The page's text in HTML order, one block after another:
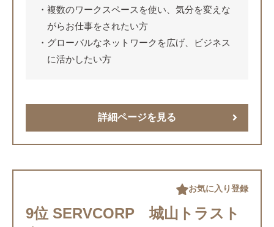
複数のワークスペースを使い、気分を変えな
がらお仕事をされたい方
グローバルなネットワークを広げ、ビジネス
に活かしたい方
詳細ページを見る
9位 SERVCORP 城山トラスト
お気に入り登録